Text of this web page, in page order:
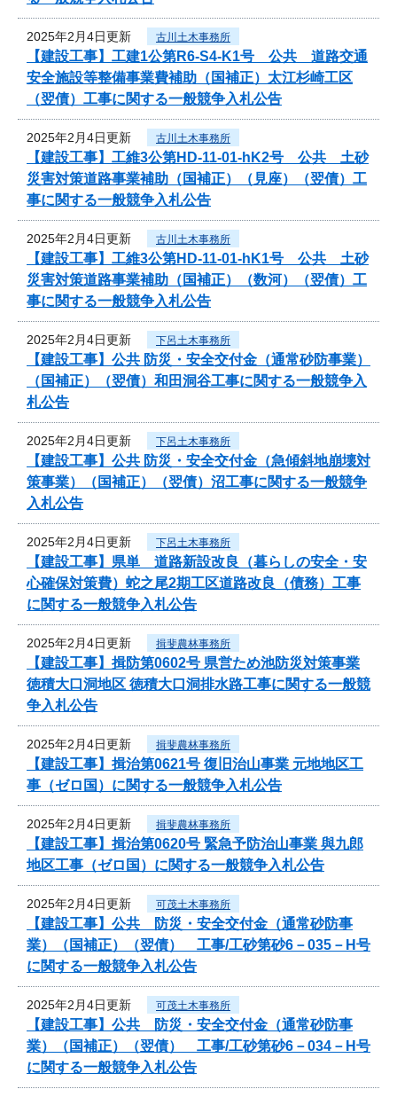
2025年2月4日更新 古川土木事務所
【建設工事】工建1公第R6-S4-K1号 公共 道路交通
安全施設等整備事業費補助（国補正）太江杉崎工区
（翌債）工事に関する一般競争入札公告
2025年2月4日更新 古川土木事務所
【建設工事】工維3公第HD-11-01-hK2号 公共 土砂
災害対策道路事業補助（国補正）（見座）（翌債）工
事に関する一般競争入札公告
2025年2月4日更新 古川土木事務所
【建設工事】工維3公第HD-11-01-hK1号 公共 土砂
災害対策道路事業補助（国補正）（数河）（翌債）工
事に関する一般競争入札公告
2025年2月4日更新 下呂土木事務所
【建設工事】公共 防災・安全交付金（通常砂防事業）
（国補正）（翌債）和田洞谷工事に関する一般競争入
札公告
2025年2月4日更新 下呂土木事務所
【建設工事】公共 防災・安全交付金（急傾斜地崩壊対
策事業）（国補正）（翌債）沼工事に関する一般競争
入札公告
2025年2月4日更新 下呂土木事務所
【建設工事】県単 道路新設改良（暮らしの安全・安
心確保対策費）蛇之尾2期工区道路改良（債務）工事
に関する一般競争入札公告
2025年2月4日更新 揖斐農林事務所
【建設工事】揖防第0602号 県営ため池防災対策事業
徳積大口洞地区 徳積大口洞排水路工事に関する一般競
争入札公告
2025年2月4日更新 揖斐農林事務所
【建設工事】揖治第0621号 復旧治山事業 元地地区工
事（ゼロ国）に関する一般競争入札公告
2025年2月4日更新 揖斐農林事務所
【建設工事】揖治第0620号 緊急予防治山事業 與九郎
地区工事（ゼロ国）に関する一般競争入札公告
2025年2月4日更新 可茂土木事務所
【建設工事】公共 防災・安全交付金（通常砂防事
業）（国補正）（翌債） 工事/工砂第砂6－035－H号
に関する一般競争入札公告
2025年2月4日更新 可茂土木事務所
【建設工事】公共 防災・安全交付金（通常砂防事
業）（国補正）（翌債） 工事/工砂第砂6－034－H号
に関する一般競争入札公告